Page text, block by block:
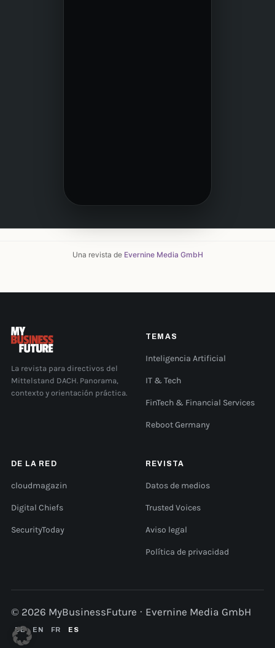
Una revista de Evernine Media GmbH
La revista para directivos del
Mittelstand DACH. Panorama,
contexto y orientación práctica.
TEMAS
Inteligencia Artificial
IT & Tech
FinTech & Financial Services
Reboot Germany
DE LA RED
cloudmagazin
Digital Chiefs
SecurityToday
REVISTA
Datos de medios
Trusted Voices
Aviso legal
Política de privacidad
© 2026 MyBusinessFuture · Evernine Media GmbH
DE EN FR ES